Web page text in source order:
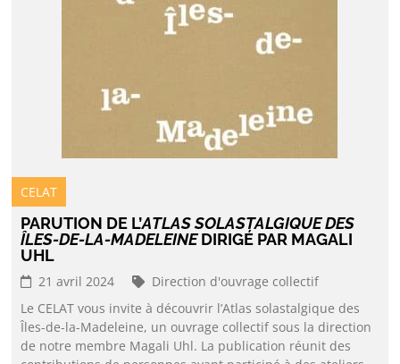
CELAT
PARUTION DE L’ATLAS SOLASTALGIQUE DES
ÎLES-DE-LA-MADELEINEDIRIGÉ PAR MAGALI
UHL
21 avril 2024
Direction d'ouvrage collectif
Le CELAT vous invite à découvrir l’Atlas solastalgique des
Îles-de-la-Madeleine, un ouvrage collectif sous la direction
de notre membre Magali Uhl. La publication réunit des